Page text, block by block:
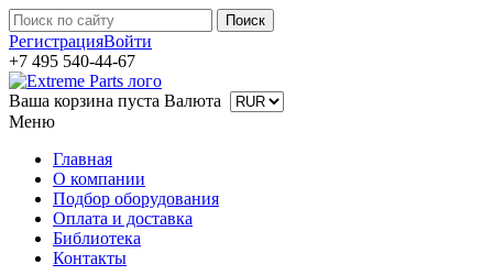
РегистрацияВойти
+7 495 540-44-67
Ваша корзина пуста Валюта
Меню
Главная
О компании
Подбор оборудования
Оплата и доставка
Библиотека
Контакты